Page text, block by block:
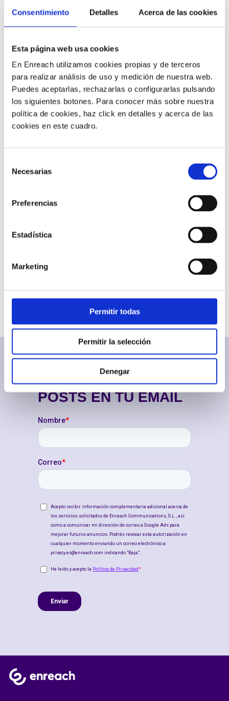
Consentimiento Detalles Acerca de las cookies
Esta página web usa cookies
En Enreach utilizamos cookies propias y de terceros
para realizar análisis de uso y medición de nuestra web.
Puedes aceptarlas, rechazarlas o configurarlas pulsando
los siguientes botones. Para conocer más sobre nuestra
política de cookies, haz click en detalles y acerca de las
cookies en este cuadro.
Necesarias
Preferencias
Estadística
Marketing
Permitir todas
Permitir la selección
Denegar
+info
¿Necesitas utilizar el fijo de la empresa desde el móvil?
Escríbenos ahora y te informamos de la mejor opción
para tu caso.
BLOG